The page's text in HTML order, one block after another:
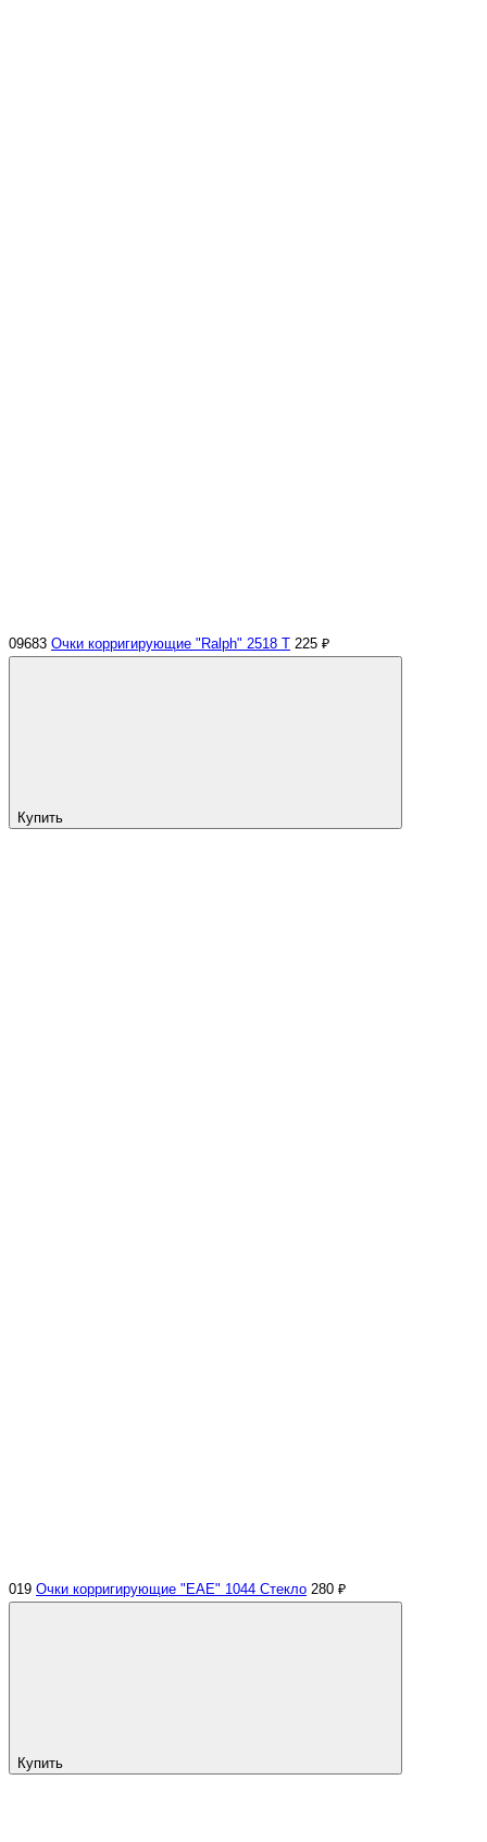
09683 Очки корригирующие "Ralph" 2518 Т 225 ₽
Купить
019 Очки корригирующие "EAE" 1044 Стекло 280 ₽
Купить